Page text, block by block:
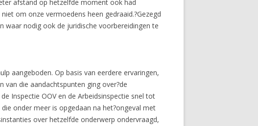
afstand op hetzelfde moment ook had
om onze vermoedens heen gedraaid.?Gezegd
waar nodig ook de juridische voorbereidingen te
aangeboden. Op basis van eerdere ervaringen,
van die aandachtspunten ging over?de
Inspectie OOV en de Arbeidsinspectie snel tot
onder meer is opgedaan na het?ongeval met
over hetzelfde onderwerp ondervraagd,